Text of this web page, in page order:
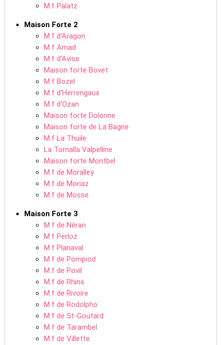
M.f Palatz
Maison Forte 2
M.f d'Aragon
M.f Arnad
M.f d'Avise
Maison forte Bovet
M.f Bozel
M.f d'Herrengaux
M.f d'Ozan
Maison forte Dolonne
Maison forte de La Bagne
M.f La Thuile
La Tornalla Valpelline
Maison forte Montbel
M.f de Moralley
M.f de Moriaz
M.f de Mosse
Maison Forte 3
M.f de Néran
M.f Perloz
M.f Planaval
M.f de Pompiod
M.f de Povil
M.f de Rhins
M.f de Rivoire
M.f de Rodolpho
M.f de St-Goutard
M.f de Tarambel
M.f de Villette